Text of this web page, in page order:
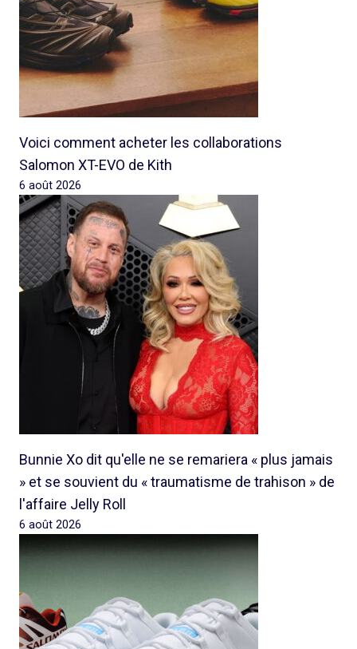
Voici comment acheter les collaborations
Salomon XT-EVO de Kith
6 août 2026
Bunnie Xo dit qu'elle ne se remariera « plus jamais
» et se souvient du « traumatisme de trahison » de
l'affaire Jelly Roll
6 août 2026